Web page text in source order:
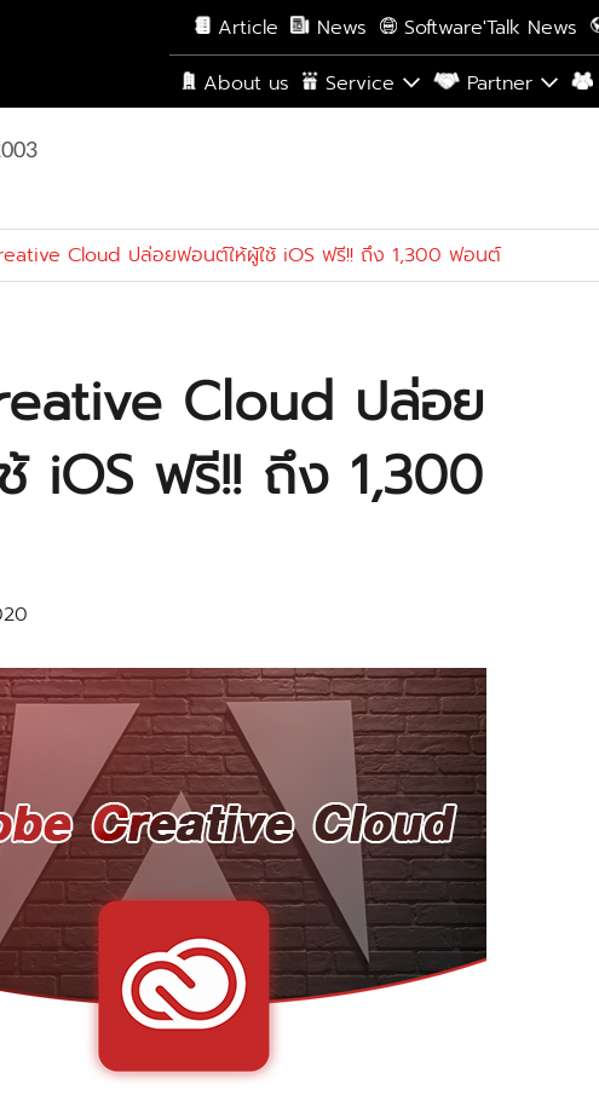
Article News Software'Talk News
About us
Service Partner
Cloud ปล่อยฟอนต์ให้ผู้ใช้ iOS ฟรี!! ถึง 1,300 ฟอนต์
Cloud ปล่อย
iOS ฟรี!! ถึง 1,300